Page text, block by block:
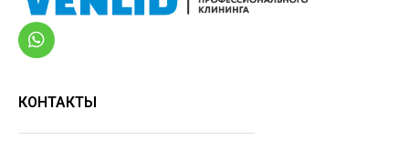
КОНТАКТЫ